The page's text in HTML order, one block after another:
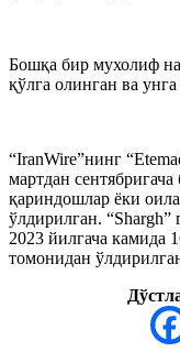
Бошқа бир мухолиф
қўлга олинган ва
“IranWire”нинг
мартдан
қариндошлар ёки
ўлдирилган. “Shargh”
2023 йилгача камида
томонидан